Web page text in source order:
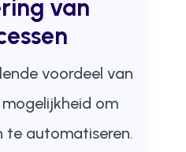
van
voordeel van
om
te automatiseren.